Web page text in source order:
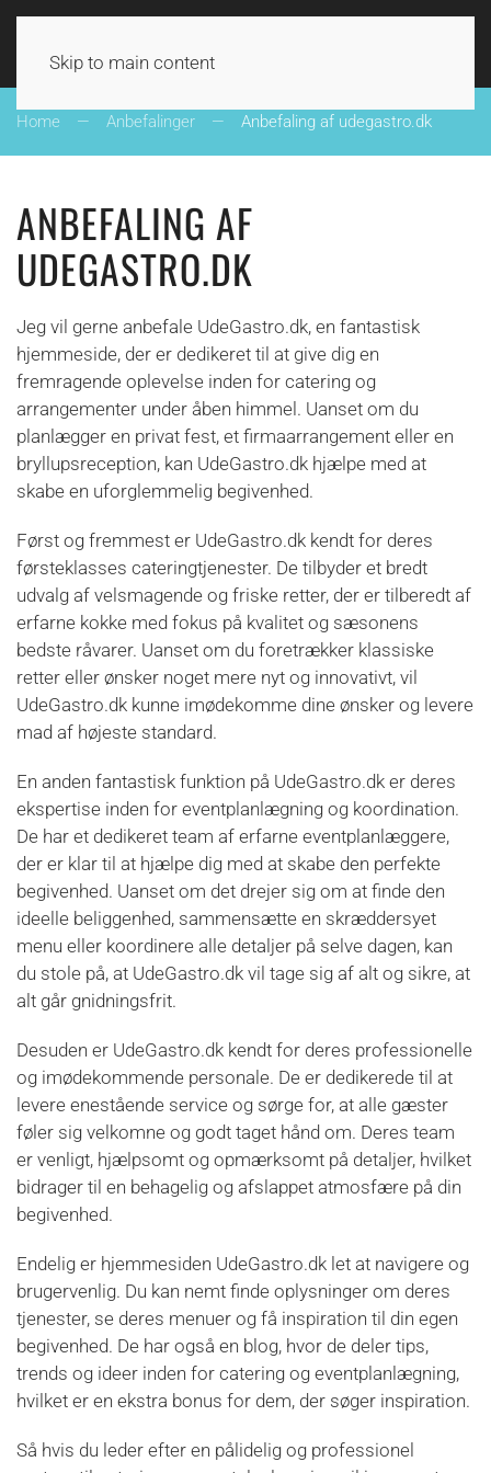
Skip to main content
UDE I DANMARK
Home Anbefalinger Anbefaling af udegastro.dk
ANBEFALING AF
UDEGASTRO.DK
Jeg vil gerne anbefale UdeGastro.dk, en fantastisk
hjemmeside, der er dedikeret til at give dig en
fremragende oplevelse inden for catering og
arrangementer under åben himmel. Uanset om du
planlægger en privat fest, et firmaarrangement eller en
bryllupsreception, kan UdeGastro.dk hjælpe med at
skabe en uforglemmelig begivenhed.
Først og fremmest er UdeGastro.dk kendt for deres
førsteklasses cateringtjenester. De tilbyder et bredt
udvalg af velsmagende og friske retter, der er tilberedt af
erfarne kokke med fokus på kvalitet og sæsonens
bedste råvarer. Uanset om du foretrækker klassiske
retter eller ønsker noget mere nyt og innovativt, vil
UdeGastro.dk kunne imødekomme dine ønsker og levere
mad af højeste standard.
En anden fantastisk funktion på UdeGastro.dk er deres
ekspertise inden for eventplanlægning og koordination.
De har et dedikeret team af erfarne eventplanlæggere,
der er klar til at hjælpe dig med at skabe den perfekte
begivenhed. Uanset om det drejer sig om at finde den
ideelle beliggenhed, sammensætte en skræddersyet
menu eller koordinere alle detaljer på selve dagen, kan
du stole på, at UdeGastro.dk vil tage sig af alt og sikre, at
alt går gnidningsfrit.
Desuden er UdeGastro.dk kendt for deres professionelle
og imødekommende personale. De er dedikerede til at
levere enestående service og sørge for, at alle gæster
føler sig velkomne og godt taget hånd om. Deres team
er venligt, hjælpsomt og opmærksomt på detaljer, hvilket
bidrager til en behagelig og afslappet atmosfære på din
begivenhed.
Endelig er hjemmesiden UdeGastro.dk let at navigere og
brugervenlig. Du kan nemt finde oplysninger om deres
tjenester, se deres menuer og få inspiration til din egen
begivenhed. De har også en blog, hvor de deler tips,
trends og ideer inden for catering og eventplanlægning,
hvilket er en ekstra bonus for dem, der søger inspiration.
Så hvis du leder efter en pålidelig og professionel